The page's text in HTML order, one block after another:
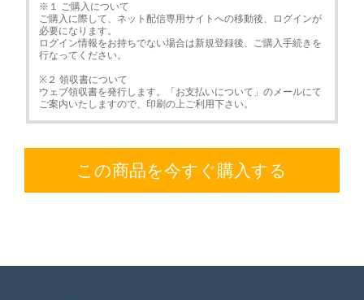
※１ ご購入について
ご購入に際して、ネット配信専用サイトへの移動後、ログインが
必要になります。
ログイン情報をお持ちでない場合は新規登録後、ご購入手続きを
行なってください。
※２ 領収書について
ウェブ領収書を発行します。「お支払いについて」のメールにて
ご案内いたしますので、印刷の上ご利用下さい。
この商品を今すぐ購入する